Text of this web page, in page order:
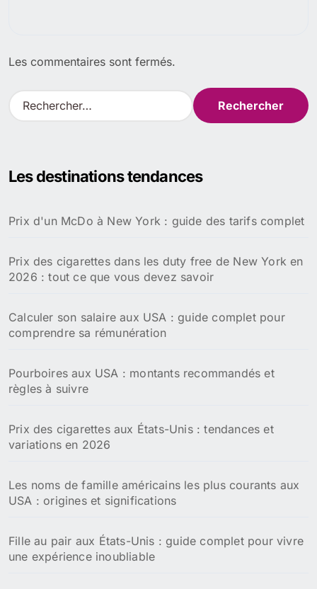
Les commentaires sont fermés.
R
e
r
e
:
Les destinations tendances
Prix d'un McDo à New York : guide des tarifs complet
Prix des cigarettes dans les duty free de New York en
2026 : tout ce que vous devez savoir
Calculer son salaire aux USA : guide complet pour
comprendre sa rémunération
Pourboires aux USA : montants recommandés et
règles à suivre
Prix des cigarettes aux États-Unis : tendances et
variations en 2026
Les noms de famille américains les plus courants aux
USA : origines et significations
Fille au pair aux États-Unis : guide complet pour vivre
une expérience inoubliable